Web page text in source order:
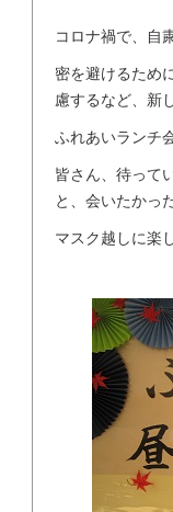
コロナ禍で、自
密を避けるため
慮するなど、新
ふれあいランチ
皆さん、待って
と、会いたかっ
マスク越しに楽